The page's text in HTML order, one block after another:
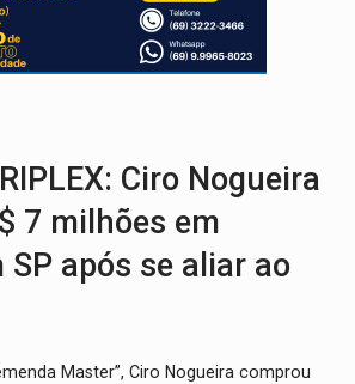
Perseguição é registrada no shopping após colombiana furtar
Apostas online começam a afetar produtividade e rotina
Ciro Nogueira
7 milhões em
SP após se aliar ao
Master”, Ciro Nogueira comprou